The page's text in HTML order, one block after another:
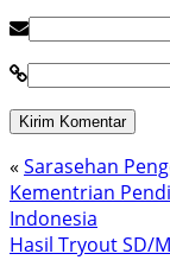
« Sarasehan
Kementrian
Indonesia
Hasil Tryout SD/